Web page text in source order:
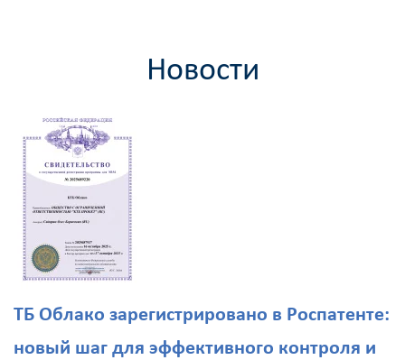
Новости
ТБ Облако зарегистрировано в Роспатенте:
новый шаг для эффективного контроля и